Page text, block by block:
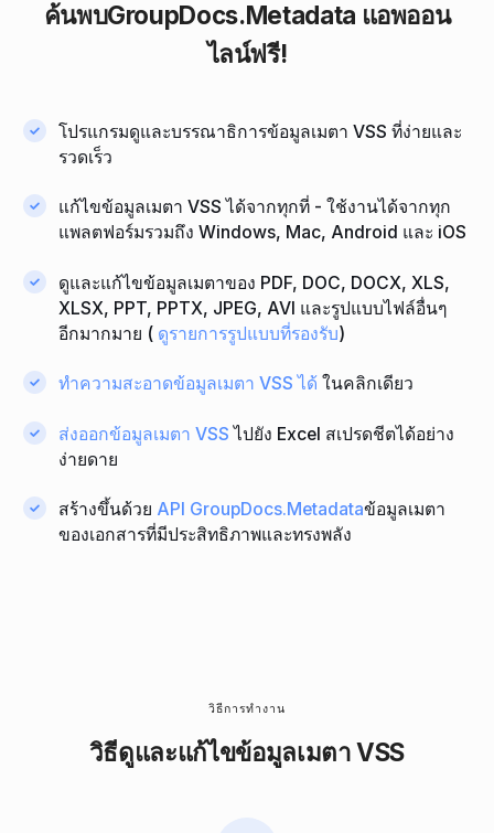
ค้นพบGroupDocs.Metadata แอพออน
ไลน์ฟรี!
โปรแกรมดูและบรรณาธิการข้อมูลเมตา VSS ที่ง่ายและ
รวดเร็ว
แก้ไขข้อมูลเมตา VSS ได้จากทุกที่ - ใช้งานได้จากทุก
แพลตฟอร์มรวมถึง Windows, Mac, Android และ iOS
ดูและแก้ไขข้อมูลเมตาของ PDF, DOC, DOCX, XLS,
XLSX, PPT, PPTX, JPEG, AVI และรูปแบบไฟล์อื่นๆ
อีกมากมาย ( ดูรายการรูปแบบที่รองรับ)
ทําความสะอาดข้อมูลเมตา VSS ได้ ในคลิกเดียว
ส่งออกข้อมูลเมตา VSS ไปยัง Excel สเปรดชีตได้อย่าง
ง่ายดาย
สร้างขึ้นด้วย API GroupDocs.Metadataข้อมูลเมตา
ของเอกสารที่มีประสิทธิภาพและทรงพลัง
วิธีการทํางาน
วิธีดูและแก้ไขข้อมูลเมตา VSS